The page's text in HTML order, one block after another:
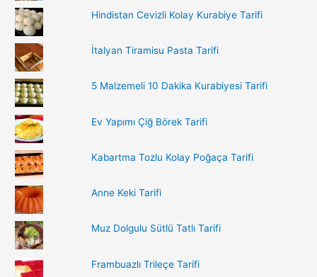
h
f
o
r
:
Hindistan Cevizli Kolay Kurabiye Tarifi
İtalyan Tiramisu Pasta Tarifi
5 Malzemeli 10 Dakika Kurabiyesi Tarifi
Ev Yapımı Çiğ Börek Tarifi
Kabartma Tozlu Kolay Poğaça Tarifi
Anne Keki Tarifi
Muz Dolgulu Sütlü Tatlı Tarifi
Frambuazlı Trileçe Tarifi